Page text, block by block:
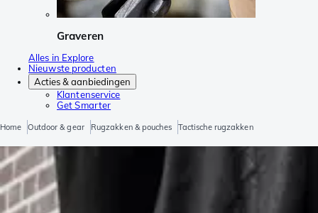
Graveren
Alles in Explore
Nieuwste producten
Acties & aanbiedingen
Klantenservice
Get Smarter
Home Outdoor & gear Rugzakken & pouches Tactische rugzakken